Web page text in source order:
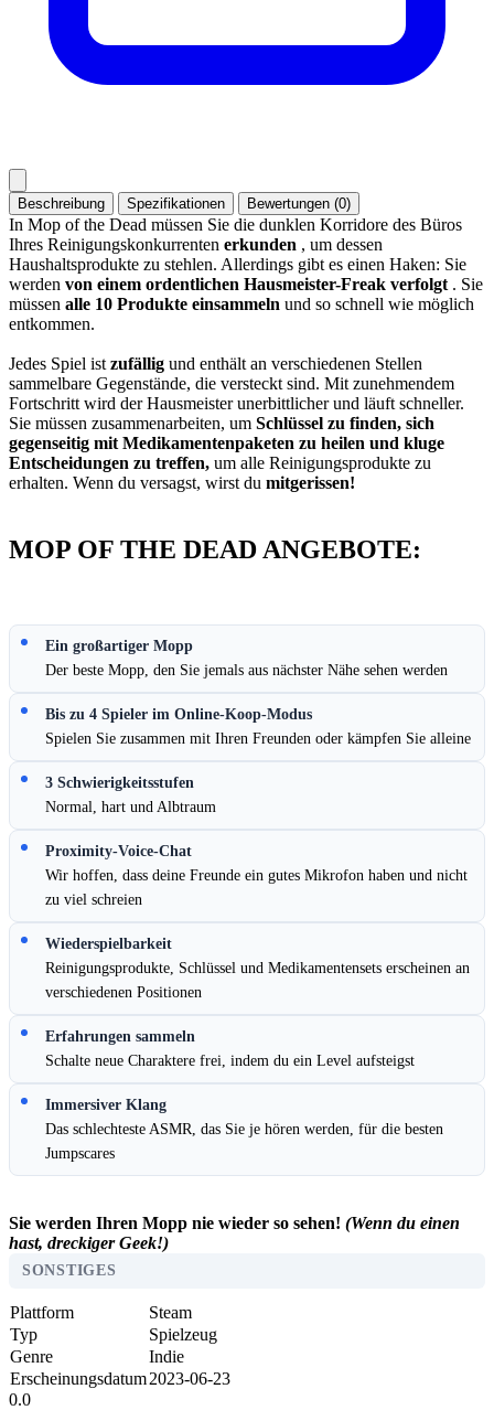
Beschreibung Spezifikationen Bewertungen (0)
In Mop of the Dead müssen Sie die dunklen Korridore des Büros
Ihres Reinigungskonkurrenten erkunden , um dessen
Haushaltsprodukte zu stehlen. Allerdings gibt es einen Haken: Sie
werden von einem ordentlichen Hausmeister-Freak verfolgt. Sie
müssen alle 10 Produkte einsammeln und so schnell wie möglich
entkommen.
Jedes Spiel istzufällig und enthält an verschiedenen Stellen
sammelbare Gegenstände, die versteckt sind. Mit zunehmendem
Fortschritt wird der Hausmeister unerbittlicher und läuft schneller.
Sie müssen zusammenarbeiten, um Schlüssel zu finden, sich
gegenseitig mit Medikamentenpaketen zu heilen und kluge
Entscheidungen zu treffen, um alle Reinigungsprodukte zu
erhalten. Wenn du versagst, wirst du mitgerissen!
MOP OF THE DEAD ANGEBOTE:
Ein großartiger Mopp
Der beste Mopp, den Sie jemals aus nächster Nähe sehen werden
Bis zu 4 Spieler im Online-Koop-Modus
Spielen Sie zusammen mit Ihren Freunden oder kämpfen Sie alleine
3 Schwierigkeitsstufen
Normal, hart und Albtraum
Proximity-Voice-Chat
Wir hoffen, dass deine Freunde ein gutes Mikrofon haben und nicht
zu viel schreien
Wiederspielbarkeit
Reinigungsprodukte, Schlüssel und Medikamentensets erscheinen an
verschiedenen Positionen
Erfahrungen sammeln
Schalte neue Charaktere frei, indem du ein Level aufsteigst
Immersiver Klang
Das schlechteste ASMR, das Sie je hören werden, für die besten
Jumpscares
Sie werden Ihren Mopp nie wieder so sehen! (Wenn du einen
hast, dreckiger Geek!)
SONSTIGES
Plattform
Steam
Typ
Spielzeug
Genre
Indie
Erscheinungsdatum2023-06-23
0.0